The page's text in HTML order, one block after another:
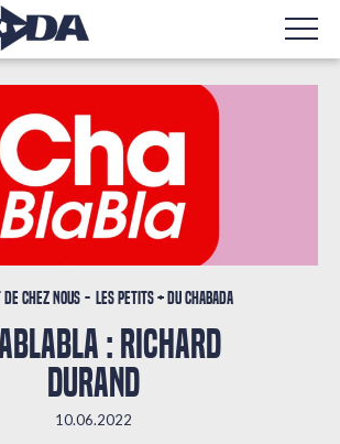
chez nous Les petits + du Chabada
: RICHARD
DURAND
10.06.2022